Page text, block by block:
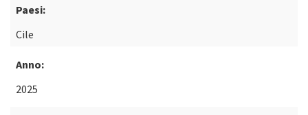
Paesi:
Cile
Anno:
2025